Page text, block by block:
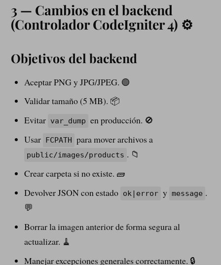
3 — Cambios en el backend
(Controlador CodeIgniter 4) ⚙️
Objetivos del backend
Aceptar PNG y JPG/JPEG. 🟢
Validar tamaño (5 MB). 📦
Evitar var_dump en producción. 🚫
Usar FCPATH para mover archivos a
public/images/products . 📁
Crear carpeta si no existe. 🧱
Devolver JSON con estado ok|error y message .
💬
Borrar la imagen anterior de forma segura al
actualizar. 🧹
Manejar excepciones generales correctamente. 🔒